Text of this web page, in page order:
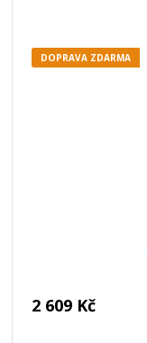
DOPRAVA ZDARMA
2 609 Kč